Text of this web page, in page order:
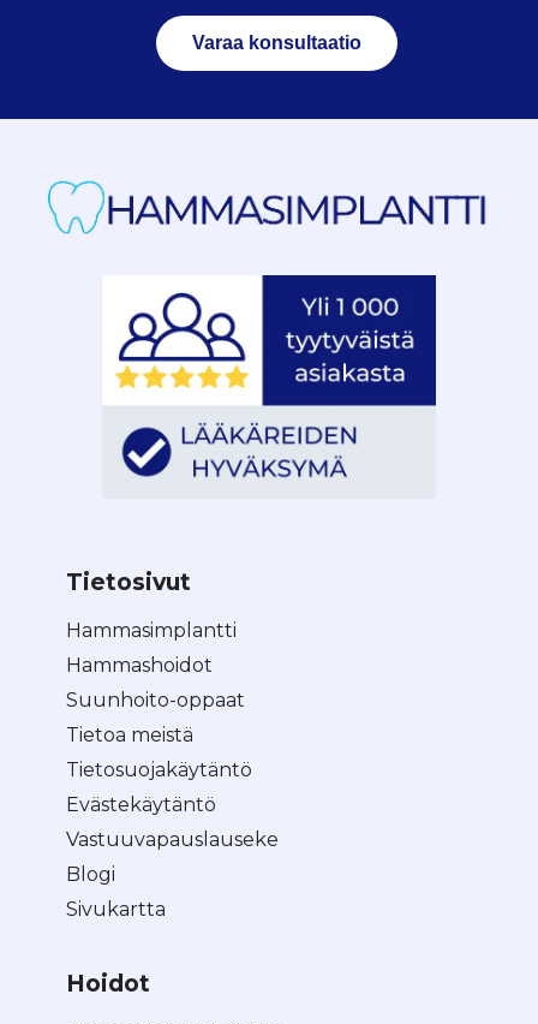
Varaa konsultaatio
Tietosivut
Hammasimplantti
Hammashoidot
Suunhoito-oppaat
Tietoa meistä
Tietosuojakäytäntö
Evästekäytäntö
Vastuuvapauslauseke
Blogi
Sivukartta
Hoidot